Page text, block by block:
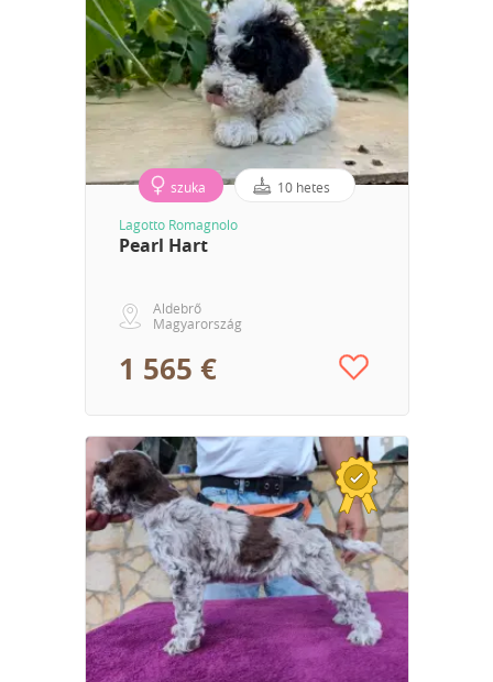
szuka 10 hetes
Lagotto Romagnolo
Pearl Hart
Aldebrő
Magyarország
1 565 €